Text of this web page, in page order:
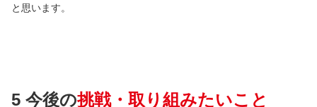
と思います。
5 今後の挑戦・取り組みたいこと